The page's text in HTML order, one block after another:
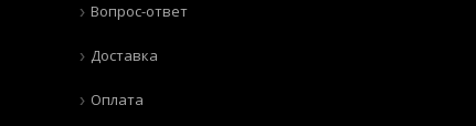
Вопрос-ответ
Доставка
Оплата